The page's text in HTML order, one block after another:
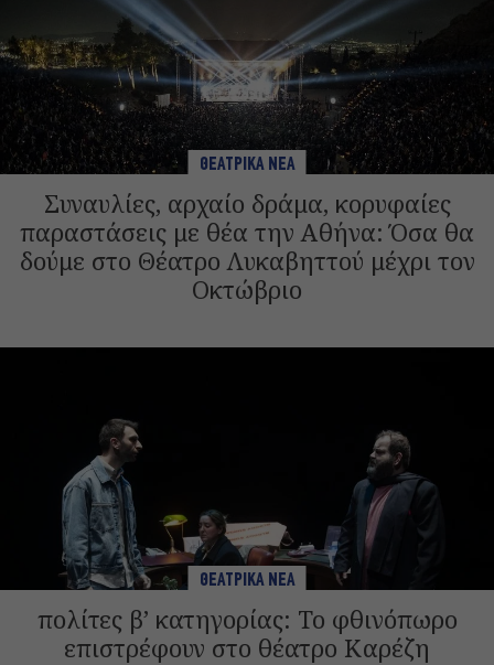
ΘΕΑΤΡΙΚΑ ΝΕΑ
Συναυλίες, αρχαίο δράμα, κορυφαίες
παραστάσεις με θέα την Αθήνα: Όσα θα
δούμε στο Θέατρο Λυκαβηττού μέχρι τον
Οκτώβριο
ΘΕΑΤΡΙΚΑ ΝΕΑ
πολίτες β’ κατηγορίας: Το φθινόπωρο
επιστρέφουν στο θέατρο Καρέζη